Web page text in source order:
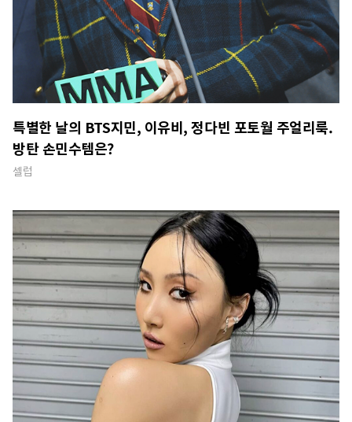
특별한 날의 BTS지민, 이유비, 정다빈 포토월 주얼리룩.
방탄 손민수템은?
셀럽